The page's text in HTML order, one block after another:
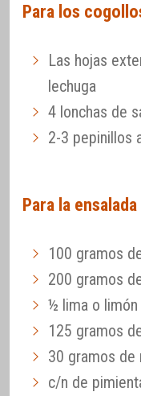
Para los
Las hojas
lechuga
4 lonchas de
2-3 pepinillos
Para la
100 gramos
200 gramos
½ lima o limón
125 gramos
30 gramos de
c/n de